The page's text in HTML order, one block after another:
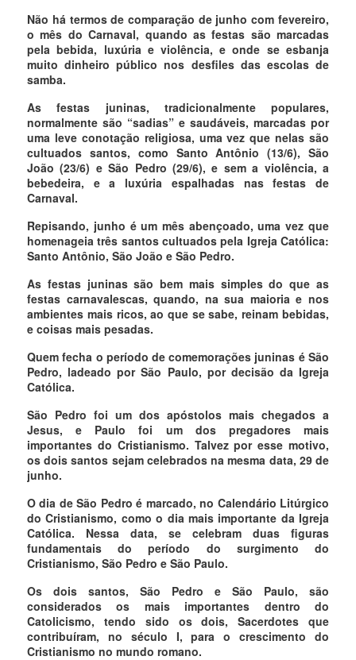
Não há termos de comparação de junho com fevereiro,
o mês do Carnaval, quando as festas são marcadas
pela bebida, luxúria e violência, e onde se esbanja
muito dinheiro público nos desfiles das escolas de
samba.
As festas juninas, tradicionalmente populares,
normalmente são “sadias” e saudáveis, marcadas por
uma leve conotação religiosa, uma vez que nelas são
cultuados santos, como Santo Antônio (13/6), São
João (23/6) e São Pedro (29/6), e sem a violência, a
bebedeira, e a luxúria espalhadas nas festas de
Carnaval.
Repisando, junho é um mês abençoado, uma vez que
homenageia três santos cultuados pela Igreja Católica:
Santo Antônio, São João e São Pedro.
As festas juninas são bem mais simples do que as
festas carnavalescas, quando, na sua maioria e nos
ambientes mais ricos, ao que se sabe, reinam bebidas,
e coisas mais pesadas.
Quem fecha o período de comemorações juninas é São
Pedro, ladeado por São Paulo, por decisão da Igreja
Católica.
São Pedro foi um dos apóstolos mais chegados a
Jesus, e Paulo foi um dos pregadores mais
importantes do Cristianismo. Talvez por esse motivo,
os dois santos sejam celebrados na mesma data, 29 de
junho.
O dia de São Pedro é marcado, no Calendário Litúrgico
do Cristianismo, como o dia mais importante da Igreja
Católica. Nessa data, se celebram duas figuras
fundamentais do período do surgimento do
Cristianismo, São Pedro e São Paulo.
Os dois santos, São Pedro e São Paulo, são
considerados os mais importantes dentro do
Catolicismo, tendo sido os dois, Sacerdotes que
contribuíram, no século I, para o crescimento do
Cristianismo no mundo romano.